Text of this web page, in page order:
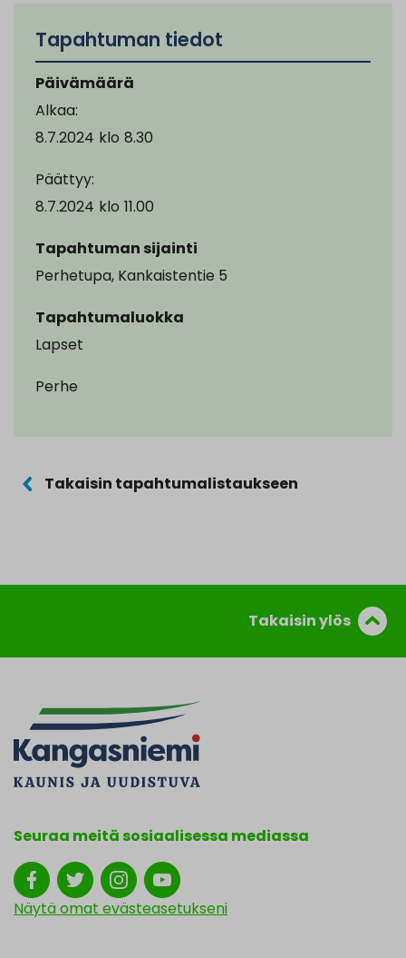
Tapahtuman tiedot
Päivämäärä
Alkaa:
8.7.2024 klo 8.30
Päättyy:
8.7.2024 klo 11.00
Tapahtuman sijainti
Perhetupa, Kankaistentie 5
Tapahtumaluokka
Lapset
Perhe
Takaisin tapahtumalistaukseen
Takaisin ylös
Seuraa meitä sosiaalisessa mediassa
Näytä omat evästeasetukseni